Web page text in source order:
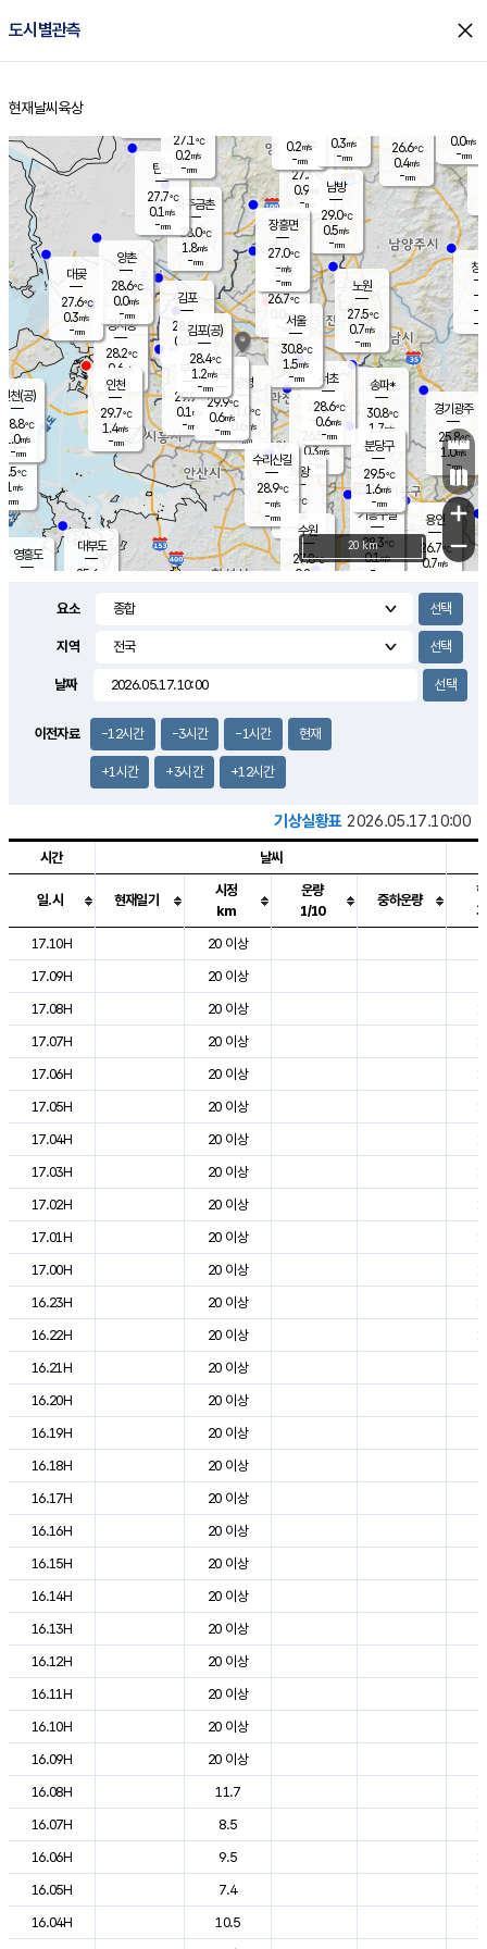
도시별관측 close
홈
현재날씨 육상
의도
℃
m/s
mm
영흥도
양주
27.3℃
0.9
-mm
과천
26.5℃
0.3m/s
- mm
용인
26.7℃
0.7m/s
경기광주
25.8℃
1.0m/s
-mm
0.7m/s
대부도
25.6
경서동
28.2℃
0.6 m/s
-mm
파주금촌
28.0℃
1.8m/s
-mm
26.6℃
0.4m/s
-mm
대곶
27.6℃
0.3m/s
-mm
창
-
-m/
-
탄현
27.7℃
0.1 m/s
-mm
0.0m/s
-mm
의왕
- ℃
m/s
mm
김포
28.8℃
0.0 m/s
mm
광명
31.0
℃
0.6 m/s
-mm
부천
29.9℃
0.1 m/s
-mm
양촌
28.6℃
0.0m/s
-mm
구로
29.9℃
0.6m/s
-mm
은평
26.7℃
0.0 m/s
- mm
노원
27.5℃
0.7m/s
-mm
송파*
30.8℃
1.7m/s
-mm
서초
28.6℃
0.6m/s
-mm
남방
29.0℃
0.5m/s
-mm
기흥구갈
28.3℃
0.1m/s
-
수리산길
28.9℃
-m/s
-mm
분당구
29.5℃
1.6m/s
-mm
장흥면
27.0℃
-m/s
-mm
0.2m/s
-mm
인천(공)
28.8℃
1.0m/s
-mm
김포(공)
28.4℃
1.2m/s
-mm
수원
27.8℃
0.8 m/s
인천
29.7℃
1.4m/s
-mm
서울
30.8℃
1.5m/s
-mm
27.1℃
0.2m/s
-mm
0.3m/s
-mm
+
−
20 km
요소
지역
날짜
이전자료 -12시간 -3시간 -1시간 현재
+1시간 +3시간 +12시간
기상실황표 2026.05.17.10:00
도시별 기상실황표로 지점, 날씨, 기온, 강수, 바람, 기압등을 안내한 표입
시간 날씨
일.시 현재일기
시정
km
운량
1/10
중하운량
17.10H
20 이상
17.09H
20 이상
17.08H
20 이상
17.07H
20 이상
17.06H
20 이상
17.05H
20 이상
17.04H
20 이상
17.03H
20 이상
17.02H
20 이상
17.01H
20 이상
17.00H
20 이상
16.23H
20 이상
16.22H
20 이상
16.21H
20 이상
16.20H
20 이상
16.19H
20 이상
16.18H
20 이상
16.17H
20 이상
16.16H
20 이상
16.15H
20 이상
16.14H
20 이상
16.13H
20 이상
16.12H
20 이상
16.11H
20 이상
16.10H
20 이상
16.09H
20 이상
16.08H
11.7
16.07H
8.5
16.06H
9.5
16.05H
7.4
16.04H
10.5